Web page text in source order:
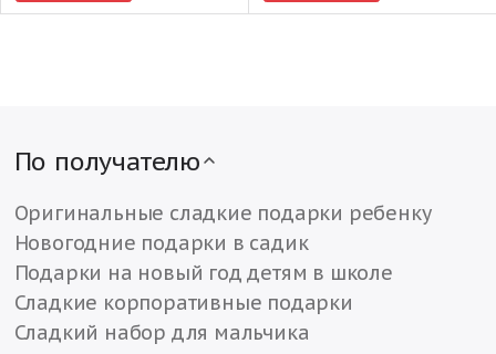
По получателю
Оригинальные сладкие подарки ребенку
Новогодние подарки в садик
Подарки на новый год детям в школе
Сладкие корпоративные подарки
Сладкий набор для мальчика